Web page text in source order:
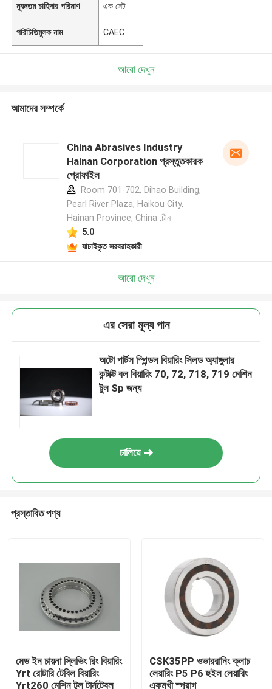
ন্যূনতম চাহিদার পরিমাণ এক সেট
পরিচিতিমুলক নাম CAEC
আরো দেখুন
আমাদের সম্পর্কে
China Abrasives Industry
Hainan Corporation প্রস্তুতকারক
প্রোফাইল
Room 701-702, Dihao Building,
Pearl River Plaza, Haikou City,
Hainan Province, China ,চীন
5.0
যাচাইকৃত সরবরাহকারী
আরো দেখুন
এর সেরা মূল্য পান
অটো পার্টস স্পিন্ডল বিয়ারিং সিলড অ্যাঙ্গুলার
কন্টাক্ট বল বিয়ারিং 70, 72, 718, 719 মেশিন
টুল Sp জন্য
চালিয়ে
প্রস্তাবিত পণ্য
মেড ইন চায়না স্লিভিং রিং বিয়ারিং
Yrt রোটারি টেবিল বিয়ারিং
Yrt260 মেশিন টুল টার্নটেবল
CSK35PP ওভাররানিং ক্লাচ
লেয়ারিং P5 P6 হুইল লেয়ারিং
একমুখী স্প্রাগ